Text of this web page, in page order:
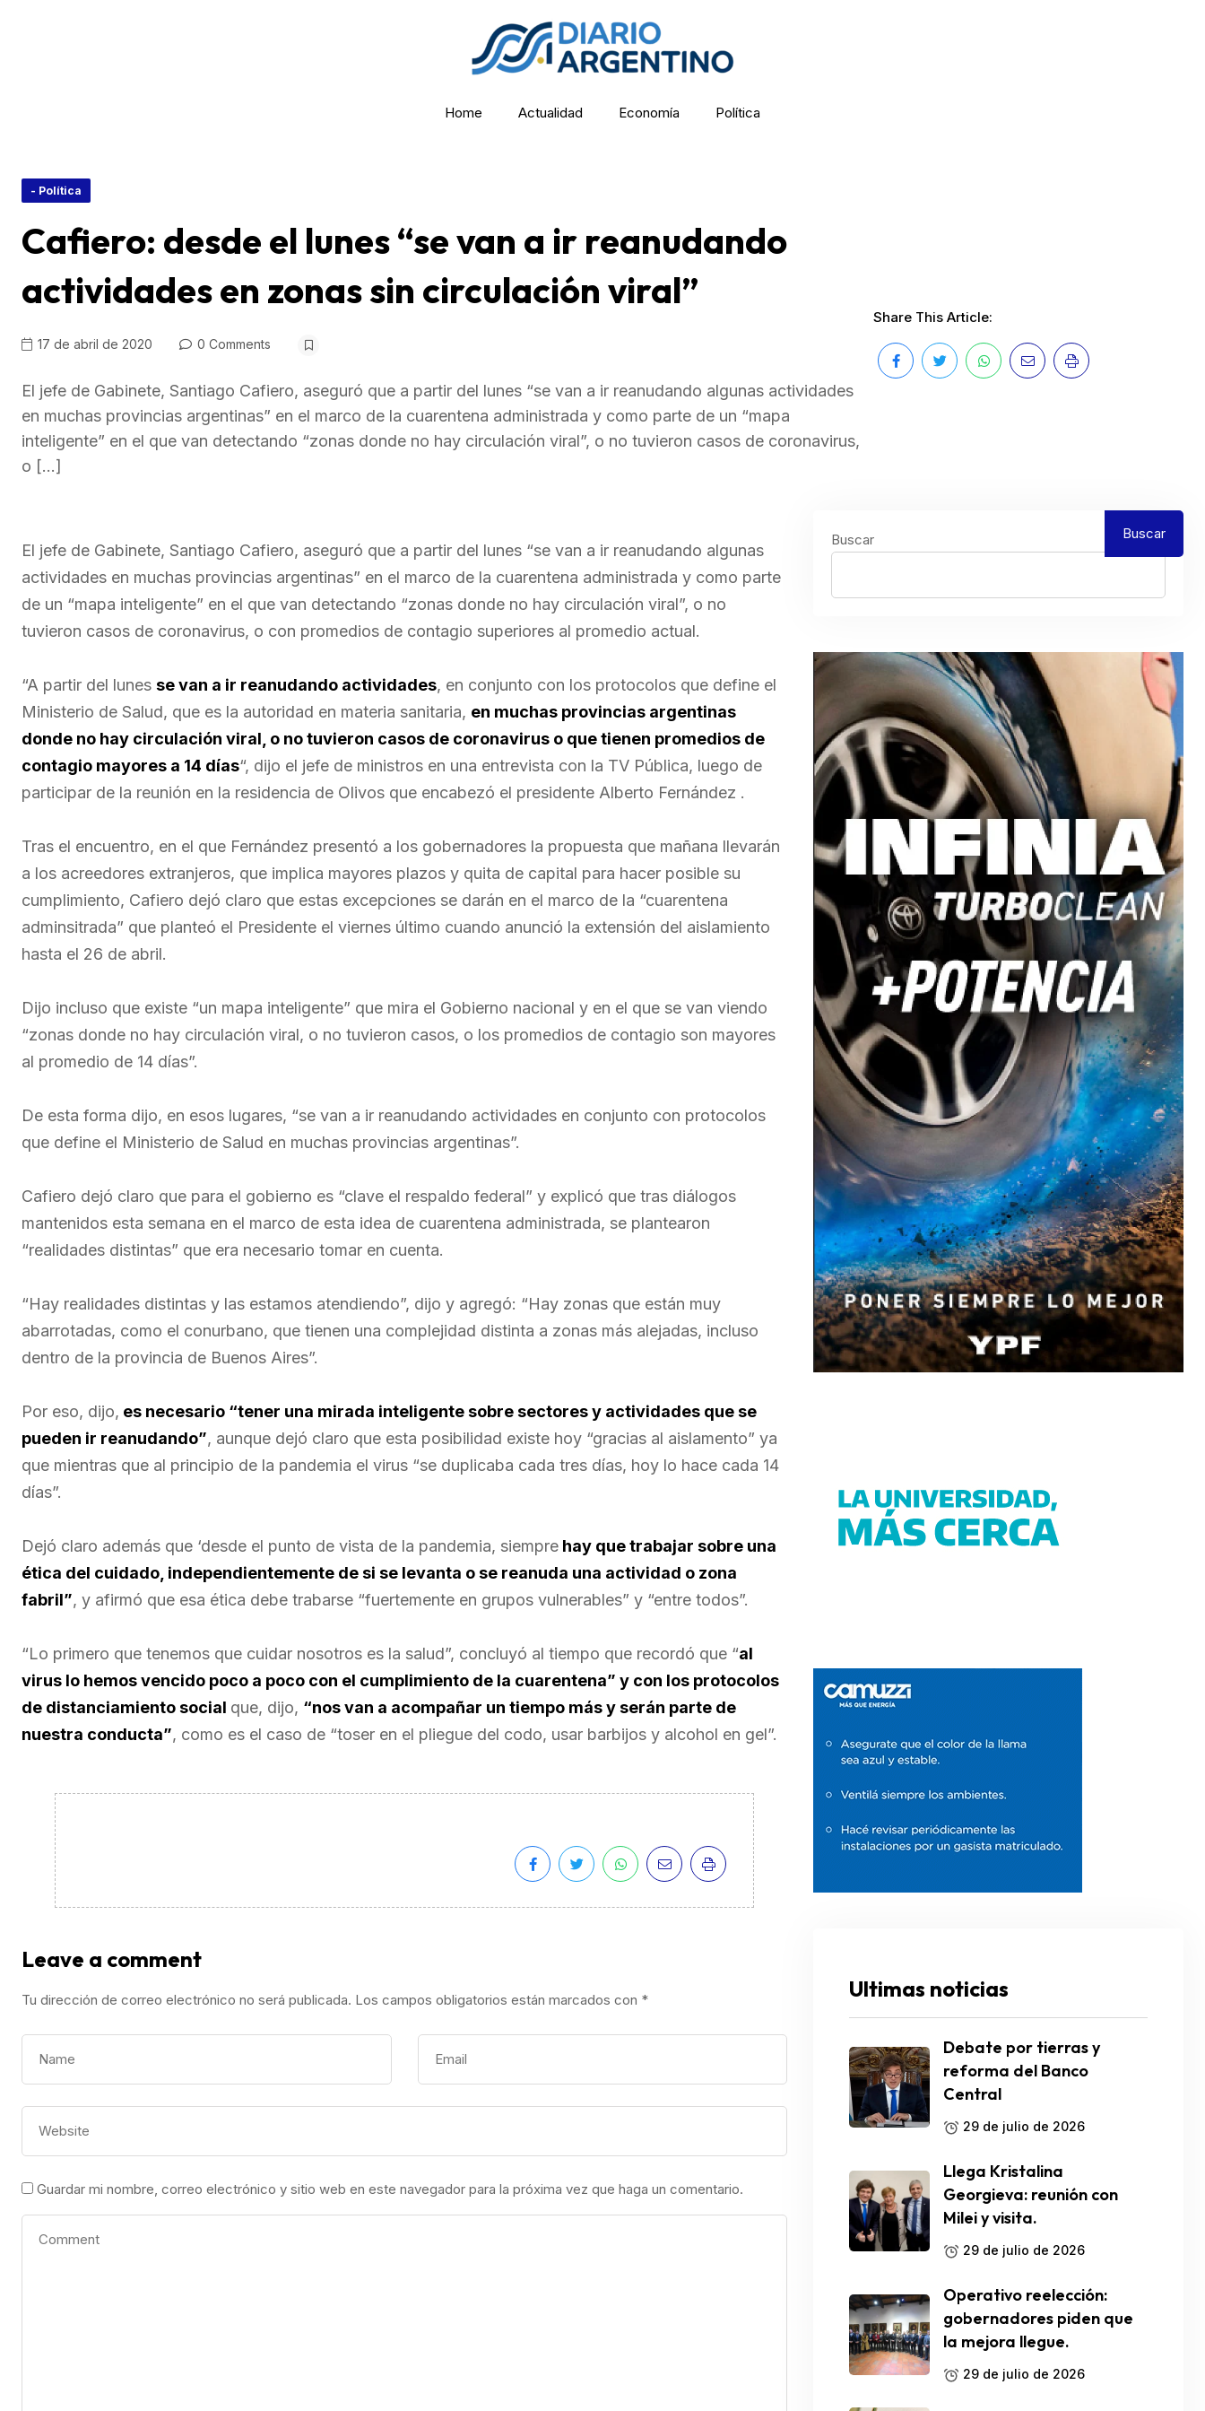
Home Actualidad Economía Política
- Política
Cafiero: desde el lunes “se van a ir reanudando
actividades en zonas sin circulación viral”
17 de abril de 2020 0 Comments
El jefe de Gabinete, Santiago Cafiero, aseguró que a partir del lunes “se van a ir reanudando algunas actividades
en muchas provincias argentinas” en el marco de la cuarentena administrada y como parte de un “mapa
inteligente” en el que van detectando “zonas donde no hay circulación viral”, o no tuvieron casos de coronavirus,
o […]
Share This Article:
El jefe de Gabinete, Santiago Cafiero, aseguró que a partir del lunes “se van a ir reanudando algunas
actividades en muchas provincias argentinas” en el marco de la cuarentena administrada y como parte
de un “mapa inteligente” en el que van detectando “zonas donde no hay circulación viral”, o no
tuvieron casos de coronavirus, o con promedios de contagio superiores al promedio actual.
“A partir del lunes se van a ir reanudando actividades, en conjunto con los protocolos que define el
Ministerio de Salud, que es la autoridad en materia sanitaria, en muchas provincias argentinas
donde no hay circulación viral, o no tuvieron casos de coronavirus o que tienen promedios de
contagio mayores a 14 días“, dijo el jefe de ministros en una entrevista con la TV Pública, luego de
participar de la reunión en la residencia de Olivos que encabezó el presidente Alberto Fernández .
Tras el encuentro, en el que Fernández presentó a los gobernadores la propuesta que mañana llevarán
a los acreedores extranjeros, que implica mayores plazos y quita de capital para hacer posible su
cumplimiento, Cafiero dejó claro que estas excepciones se darán en el marco de la “cuarentena
adminsitrada” que planteó el Presidente el viernes último cuando anunció la extensión del aislamiento
hasta el 26 de abril.
Dijo incluso que existe “un mapa inteligente” que mira el Gobierno nacional y en el que se van viendo
“zonas donde no hay circulación viral, o no tuvieron casos, o los promedios de contagio son mayores
al promedio de 14 días”.
De esta forma dijo, en esos lugares, “se van a ir reanudando actividades en conjunto con protocolos
que define el Ministerio de Salud en muchas provincias argentinas”.
Cafiero dejó claro que para el gobierno es “clave el respaldo federal” y explicó que tras diálogos
mantenidos esta semana en el marco de esta idea de cuarentena administrada, se plantearon
“realidades distintas” que era necesario tomar en cuenta.
“Hay realidades distintas y las estamos atendiendo”, dijo y agregó: “Hay zonas que están muy
abarrotadas, como el conurbano, que tienen una complejidad distinta a zonas más alejadas, incluso
dentro de la provincia de Buenos Aires”.
Por eso, dijo, es necesario “tener una mirada inteligente sobre sectores y actividades que se
pueden ir reanudando”, aunque dejó claro que esta posibilidad existe hoy “gracias al aislamento” ya
que mientras que al principio de la pandemia el virus “se duplicaba cada tres días, hoy lo hace cada 14
días”.
Dejó claro además que ‘desde el punto de vista de la pandemia, siempre hay que trabajar sobre una
ética del cuidado, independientemente de si se levanta o se reanuda una actividad o zona
fabril”, y afirmó que esa ética debe trabarse “fuertemente en grupos vulnerables” y “entre todos”.
“Lo primero que tenemos que cuidar nosotros es la salud”, concluyó al tiempo que recordó que “al
virus lo hemos vencido poco a poco con el cumplimiento de la cuarentena” y con los protocolos
de distanciamiento social que, dijo, “nos van a acompañar un tiempo más y serán parte de
nuestra conducta”, como es el caso de “toser en el pliegue del codo, usar barbijos y alcohol en gel”.
Leave a comment
Tu dirección de correo electrónico no será publicada. Los campos obligatorios están marcados con *
Guardar mi nombre, correo electrónico y sitio web en este navegador para la próxima vez que haga un comentario.
Buscar Buscar
Ultimas noticias
Debate por tierras y
reforma del Banco
Central
29 de julio de 2026
Llega Kristalina
Georgieva: reunión con
Milei y visita.
29 de julio de 2026
Operativo reelección:
gobernadores piden que
la mejora llegue.
29 de julio de 2026